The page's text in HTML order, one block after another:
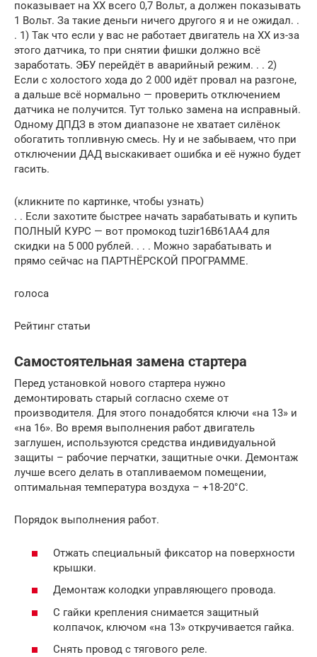
показывает на ХХ всего 0,7 Вольт, а должен показывать
1 Вольт. За такие деньги ничего другого я и не ожидал. .
. 1) Так что если у вас не работает двигатель на ХХ из-за
этого датчика, то при снятии фишки должно всё
заработать. ЭБУ перейдёт в аварийный режим. . . 2)
Если с холостого хода до 2 000 идёт провал на разгоне,
а дальше всё нормально — проверить отключением
датчика не получится. Тут только замена на исправный.
Одному ДПДЗ в этом диапазоне не хватает силёнок
обогатить топливную смесь. Ну и не забываем, что при
отключении ДАД выскакивает ошибка и её нужно будет
гасить.
(кликните по картинке, чтобы узнать)
. . Если захотите быстрее начать зарабатывать и купить
ПОЛНЫЙ КУРС — вот промокод tuzir16B61AA4 для
скидки на 5 000 рублей. . . . Можно зарабатывать и
прямо сейчас на ПАРТНЁРСКОЙ ПРОГРАММЕ.
голоса
Рейтинг статьи
Самостоятельная замена стартера
Перед установкой нового стартера нужно
демонтировать старый согласно схеме от
производителя. Для этого понадобятся ключи «на 13» и
«на 16». Во время выполнения работ двигатель
заглушен, используются средства индивидуальной
защиты – рабочие перчатки, защитные очки. Демонтаж
лучше всего делать в отапливаемом помещении,
оптимальная температура воздуха – +18-20°С.
Порядок выполнения работ.
Отжать специальный фиксатор на поверхности
крышки.
Демонтаж колодки управляющего провода.
С гайки крепления снимается защитный
колпачок, ключом «на 13» откручивается гайка.
Снять провод с тягового реле.